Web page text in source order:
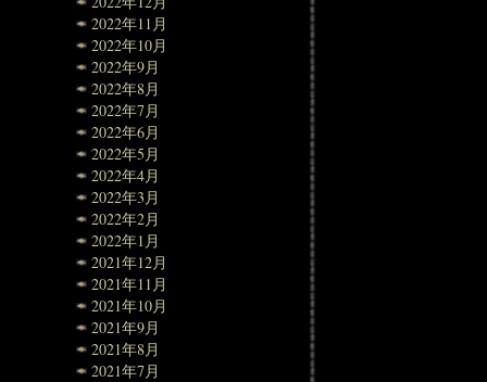
2022年11月
2022年10月
2022年9月
2022年8月
2022年7月
2022年6月
2022年5月
2022年4月
2022年3月
2022年2月
2022年1月
2021年12月
2021年11月
2021年10月
2021年9月
2021年8月
2021年7月